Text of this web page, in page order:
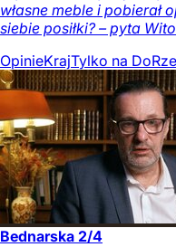
własne meble i pobierał
siebie posiłki? – pyta
OpinieKrajTylko na
Bednarska 2/4